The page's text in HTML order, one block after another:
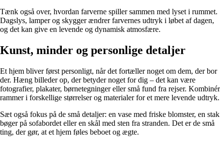
Tænk også over, hvordan farverne spiller sammen med lyset i rummet.
Dagslys, lamper og skygger ændrer farvernes udtryk i løbet af dagen,
og det kan give en levende og dynamisk atmosfære.
Kunst, minder og personlige detaljer
Et hjem bliver først personligt, når det fortæller noget om dem, der bor
der. Hæng billeder op, der betyder noget for dig – det kan være
fotografier, plakater, børnetegninger eller små fund fra rejser. Kombinér
rammer i forskellige størrelser og materialer for et mere levende udtryk.
Sæt også fokus på de små detaljer: en vase med friske blomster, en stak
bøger på sofabordet eller en skål med sten fra stranden. Det er de små
ting, der gør, at et hjem føles beboet og ægte.